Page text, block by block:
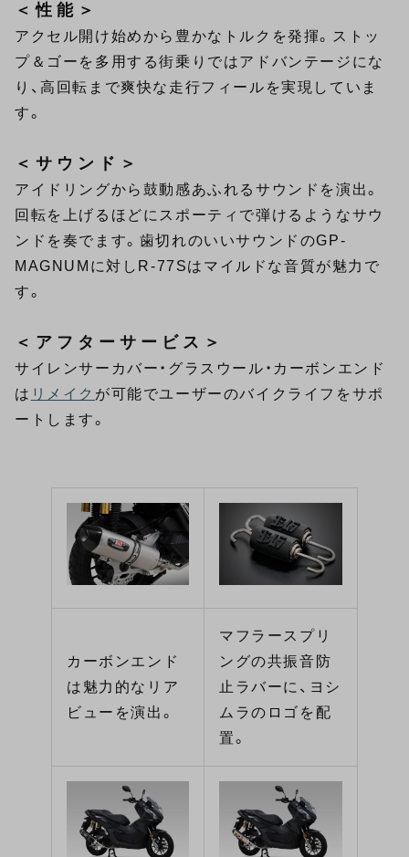
＜性能＞
アクセル開け始めから豊かなトルクを発揮。ストッ
プ＆ゴーを多用する街乗りではアドバンテージにな
り、高回転まで爽快な走行フィールを実現していま
す。
＜サウンド＞
アイドリングから鼓動感あふれるサウンドを演出。
回転を上げるほどにスポーティで弾けるようなサウ
ンドを奏でます。歯切れのいいサウンドのGP-
MAGNUMに対しR-77Sはマイルドな音質が魅力で
す。
＜アフターサービス＞
サイレンサーカバー・グラスウール・カーボンエンド
は リメイク が可能でユーザーのバイクライフをサポ
ートします。
カーボンエンド
は魅力的なリア
ビューを演出。
マフラースプリ
ングの共振音防
止ラバーに、ヨシ
ムラのロゴを配
置。